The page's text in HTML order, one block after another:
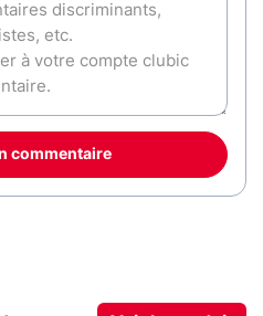
commentaire